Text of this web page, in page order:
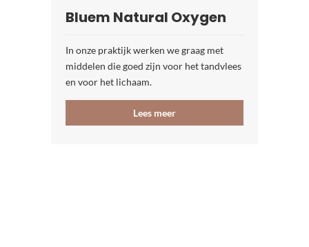
Bluem Natural Oxygen
In onze praktijk werken we graag met
middelen die goed zijn voor het tandvlees
en voor het lichaam.
Lees meer